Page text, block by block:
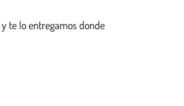
te lo entregamos donde